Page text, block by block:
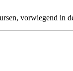
vorwiegend in